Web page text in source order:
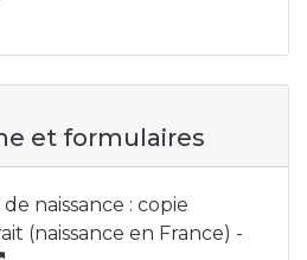
et formulaires
naissance : copie
(naissance en France) -